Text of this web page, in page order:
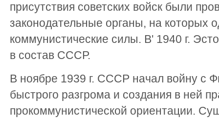
присутствия советских войск были
законодательные органы, на которых
коммунистические силы. В' 1940 г.
в состав СССР.
В ноябре 1939 г. СССР начал войну с
быстрого разгрома и создания в ней
прокоммунистической ориентации.